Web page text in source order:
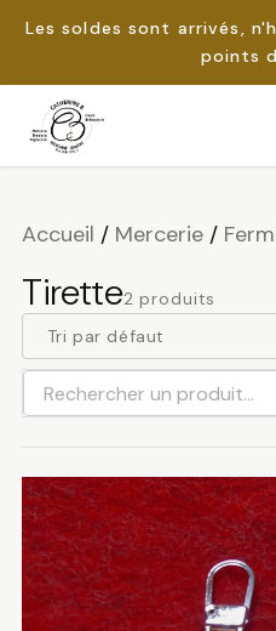
Les soldes sont arrivés,
points
Passer
Accueil / Mercerie/
Tirette2 produits
Rechercher
un
produit